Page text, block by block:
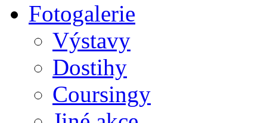
Fotogalerie
Výstavy
Dostihy
Coursingy